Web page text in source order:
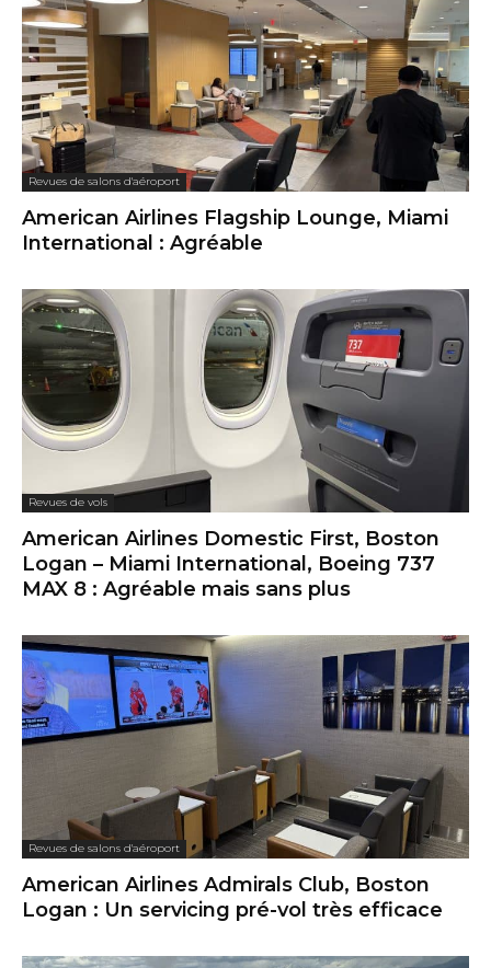
Revues de salons d'aéroport
American Airlines Flagship Lounge, Miami
International : Agréable
Revues de vols
American Airlines Domestic First, Boston
Logan – Miami International, Boeing 737
MAX 8 : Agréable mais sans plus
Revues de salons d'aéroport
American Airlines Admirals Club, Boston
Logan : Un servicing pré-vol très efficace